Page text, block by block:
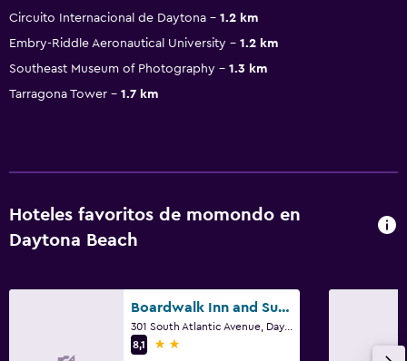
Circuito Internacional de Daytona
1.2 km
Embry-Riddle Aeronautical University
1.2 km
Southeast Museum of Photography
1.3 km
Tarragona Tower
1.7 km
Hoteles favoritos de momondo en
Daytona Beach
Boardwalk Inn and Suites
8,1
2 estrellas